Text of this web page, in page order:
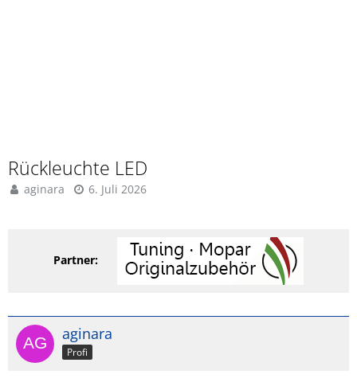
Rückleuchte LED
aginara 6. Juli 2026
Partner:
aginara
Profi